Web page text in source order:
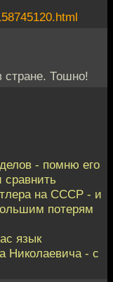
стране. Тошно!
- помню его
на СССР - и
потерям
язык
Николаевича - с